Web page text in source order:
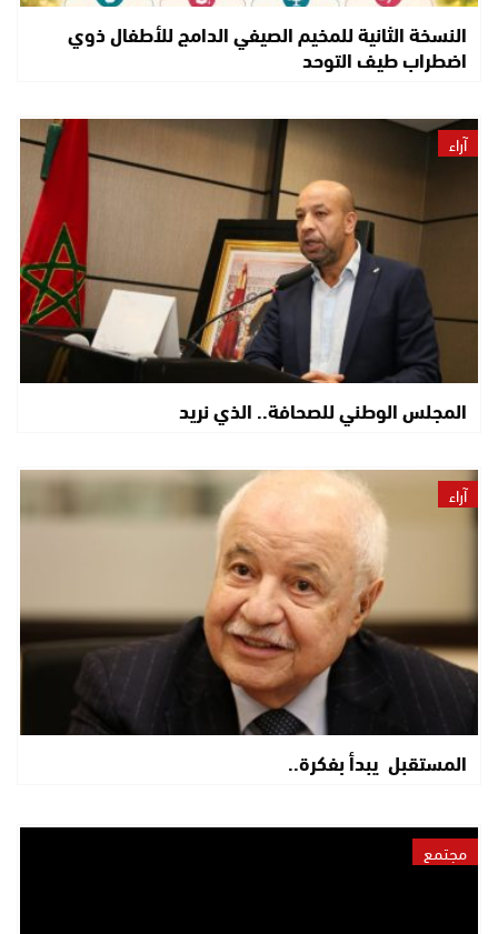
النسخة الثانية للمخيم الصيفي الدامج للأطفال ذوي
اضطراب طيف التوحد
آراء
المجلس الوطني للصحافة.. الذي نريد
آراء
المستقبل يبدأ بفكرة..
مجتمع